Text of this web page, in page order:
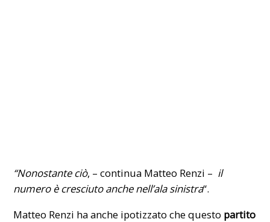
“Nonostante ciò, – continua Matteo Renzi – il
numero è cresciuto anche nell’ala sinistra“.
Matteo Renzi ha anche ipotizzato che questo partito